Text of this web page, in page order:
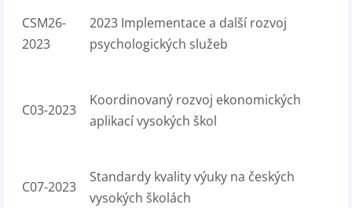
CSM26-
2023
2023 Implementace a další rozvoj
psychologických služeb
C03-2023
Koordinovaný rozvoj ekonomických
aplikací vysokých škol
C07-2023
Standardy kvality výuky na českých
vysokých školách